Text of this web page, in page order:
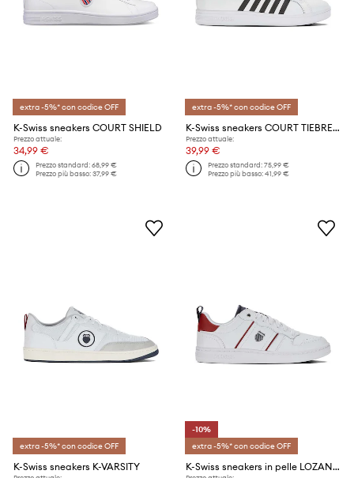
extra -5%* con codice OFF
K-Swiss sneakers COURT SHIELD
Prezzo attuale:
34,99 €
Prezzo standard:68,99 €
Prezzo più basso:37,99 €
extra -5%* con codice OFF
K-Swiss sneakers COURT TIEBREAK
Prezzo attuale:
39,99 €
Prezzo standard:75,99 €
Prezzo più basso:41,99 €
extra -5%* con codice OFF
K-Swiss sneakers K-VARSITY
-10%
extra -5%* con codice OFF
K-Swiss sneakers in pelle LOZAN MATCH LTH